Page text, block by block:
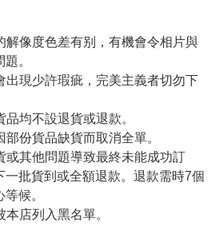
像度色差有别，有機會令相片與
。
現少許瑕疵，完美主義者切勿下
均不設退貨或退款。
份貨品缺貨而取消全單。
其他問題導致最終未能成功訂
一批貨到或全額退款。退款需時7個
候。
店列入黑名單。